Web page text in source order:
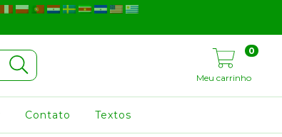
Meu carrinho
0
Contato Textos